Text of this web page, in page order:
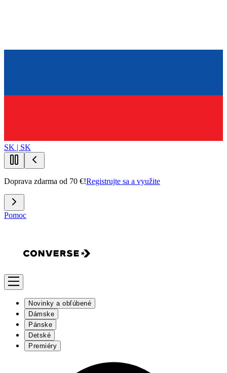
SK | SK
Doprava zdarma od 70 €!Registrujte sa a využite
Pomoc
Novinky a obľúbené
Dámske
Pánske
Detské
Premiéry